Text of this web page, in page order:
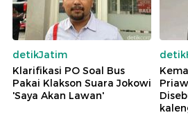
detikJatim
Klarifikasi PO Soal Bus
Pakai Klakson Suara Jokowi
'Saya Akan Lawan'